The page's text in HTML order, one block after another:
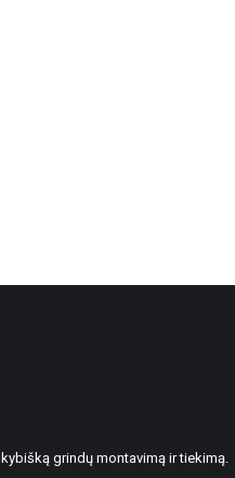
grindų montavimą ir tiekimą.